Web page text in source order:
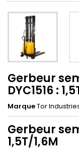
Gerbeur
DYC1516 :
MarqueTor
Gerbeur
1,5T/1,6M